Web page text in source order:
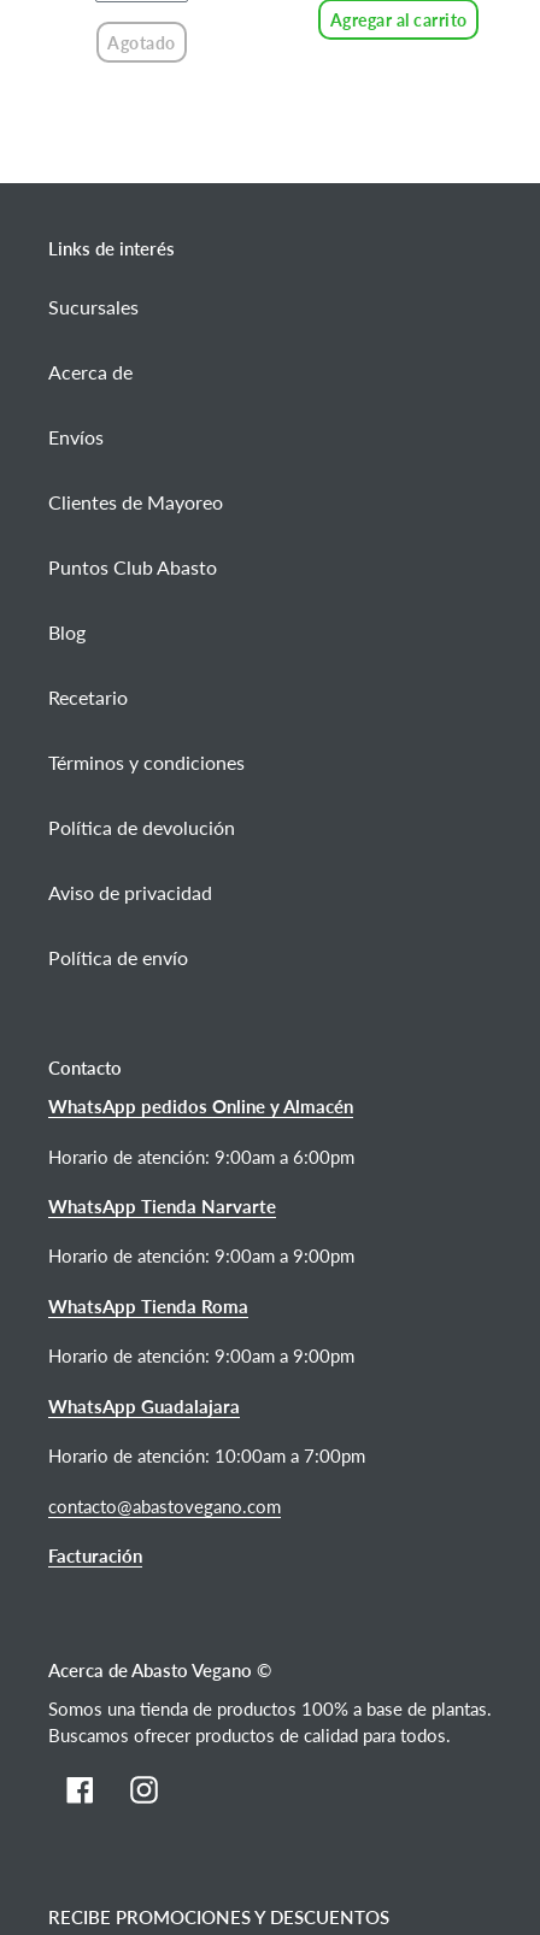
Agotado
Agregar al carrito
Links de interés
Sucursales
Acerca de
Envíos
Clientes de Mayoreo
Puntos Club Abasto
Blog
Recetario
Términos y condiciones
Política de devolución
Aviso de privacidad
Política de envío
Contacto
WhatsApp pedidos Online y Almacén
Horario de atención: 9:00am a 6:00pm
WhatsApp Tienda Narvarte
Horario de atención: 9:00am a 9:00pm
WhatsApp Tienda Roma
Horario de atención: 9:00am a 9:00pm
WhatsApp Guadalajara
Horario de atención: 10:00am a 7:00pm
contacto@abastovegano.com
Facturación
Acerca de Abasto Vegano ©
Somos una tienda de productos 100% a base de plantas.
Buscamos ofrecer productos de calidad para todos.
FacebookInstagram
RECIBE PROMOCIONES Y DESCUENTOS